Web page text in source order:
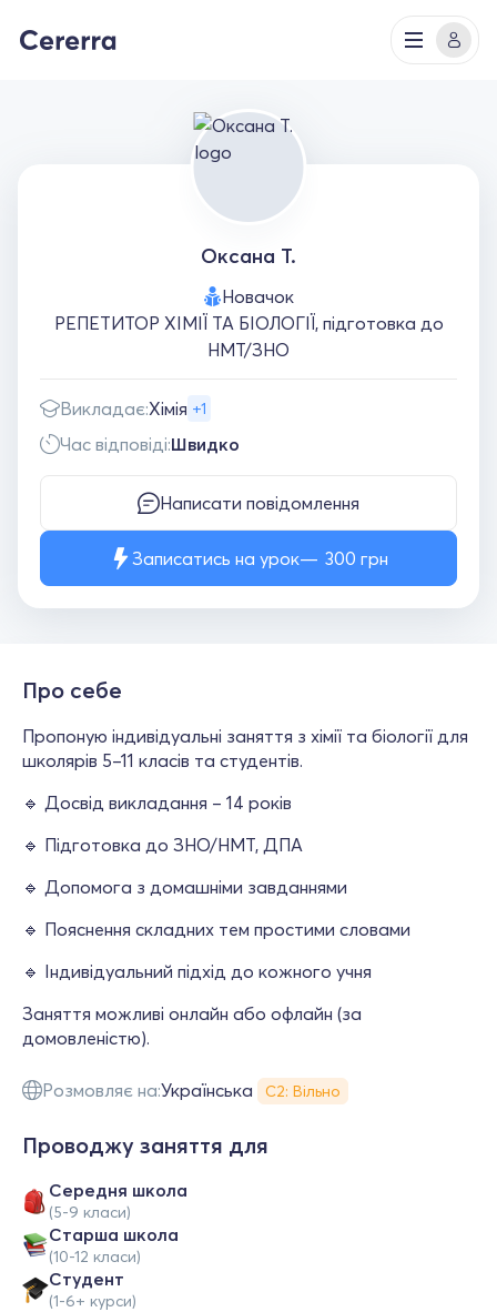
Оксана Т.
Новачок
РЕПЕТИТОР ХІМІЇ ТА БІОЛОГІЇ, підготовка до
НМТ/ЗНО
Викладає:Хімія +1
Час відповіді:Швидко
Написати повідомлення
Записатись на урок 300 грн
Про себе
Пропоную індивідуальні заняття з хімії та біології для
школярів 5–11 класів та студентів.
🔹 Досвід викладання – 14 років
🔹 Підготовка до ЗНО/НМТ, ДПА
🔹 Допомога з домашніми завданнями
🔹 Пояснення складних тем простими словами
🔹 Індивідуальний підхід до кожного учня
Заняття можливі онлайн або офлайн (за
домовленістю).
Розмовляє на:Українська С2: Вільно
Проводжу заняття для
Середня школа
(5-9 класи)
Старша школа
(10-12 класи)
Студент
(1-6+ курси)